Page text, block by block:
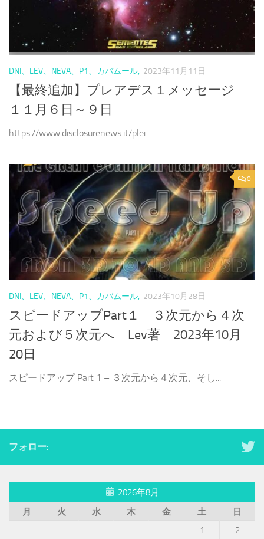
DNI、LEV、NEVA、P1、カバムール, 2023年11月11日
【最終追加】プレアデス１メッセージ
１１月６日～９日
https://www.disclosurenews.it/plei...
0
DNI、LEV、NEVA、P1、カバムール, 2023年10月28日
スピードアップPart１ ３次元から４次
元および５次元へ Lev著 2023年10月
20日
スピードアップ Part 1 – ３次元から４次元、そし...
フォロー:
2026年8月
月
火 水 木 金 土
日
1
2